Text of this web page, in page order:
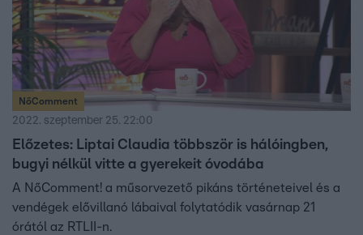
NőComment
2022. szeptember 25. 22:00
Előzetes: Liptai Claudia többször is hálóingben,
bugyi nélkül vitte a gyerekeit óvodába
A NőComment! a műsorvezető pikáns történeteivel és a
vendégek elővillanó lábaival folytatódik vasárnap 21
órától az RTLII-n.